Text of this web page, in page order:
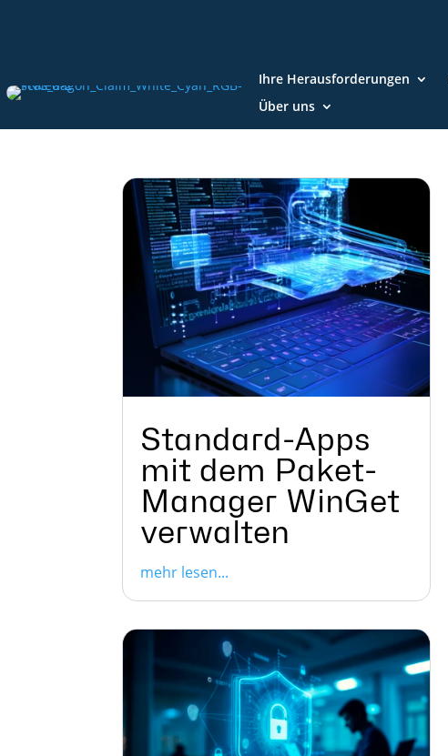
Ihre Herausforderungen
Über uns
Standard-Apps
mit dem Paket-
Manager WinGet
verwalten
mehr lesen...